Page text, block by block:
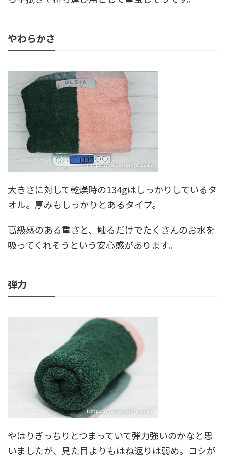
やわらかさ
大きさに対して乾燥時の134gはしっかりしているタ
オル。厚みもしっかりとあるタイプ。
高級感のある重さと、触るだけでたくさんのお水を
吸ってくれそうという安心感があります。
弾力
やはりぎっちりとつまっていて弾力強いのかなと思
いましたが、見た目よりもはね返りは弱め。コシが